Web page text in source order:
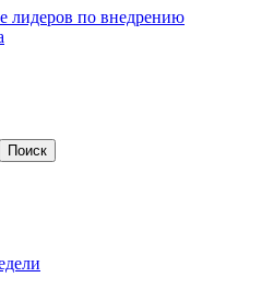
лидеров по внедрению